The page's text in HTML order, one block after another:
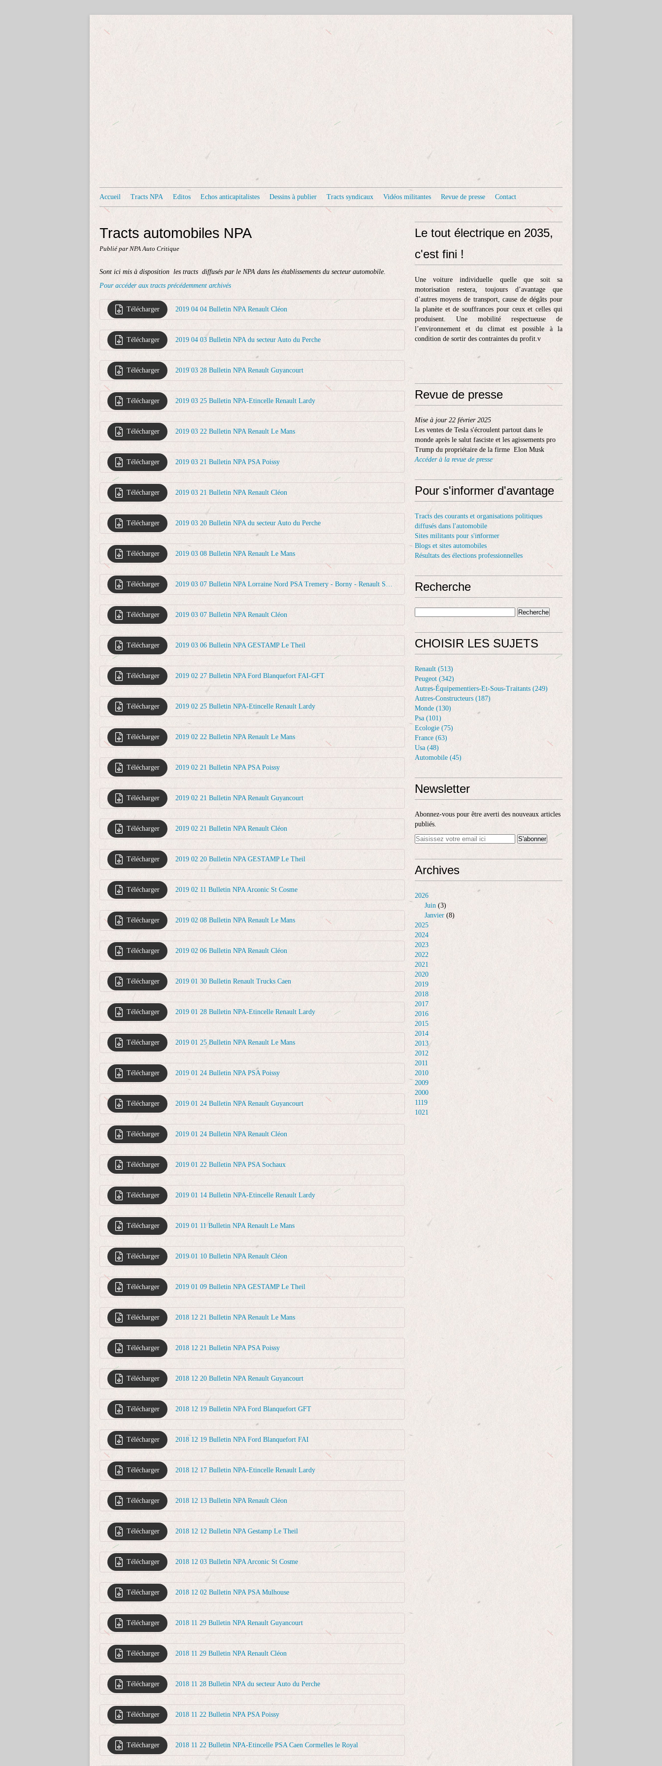
Accueil Tracts NPA Editos Echos anticapitalistes Dessins à publier Tracts syndicaux Vidéos militantes Revue de presse Contact
Tracts automobiles NPA
Publié par NPA Auto Critique
Sont ici mis à disposition les tracts diffusés par le NPA dans les établissements du secteur automobile.
Pour accéder aux tracts précédemment archivés
Télécharger 2019 04 04 Bulletin NPA Renault Cléon
Télécharger 2019 04 03 Bulletin NPA du secteur Auto du Perche
Télécharger 2019 03 28 Bulletin NPA Renault Guyancourt
Télécharger 2019 03 25 Bulletin NPA-Etincelle Renault Lardy
Télécharger 2019 03 22 Bulletin NPA Renault Le Mans
Télécharger 2019 03 21 Bulletin NPA PSA Poissy
Télécharger 2019 03 21 Bulletin NPA Renault Cléon
Télécharger 2019 03 20 Bulletin NPA du secteur Auto du Perche
Télécharger 2019 03 08 Bulletin NPA Renault Le Mans
Télécharger 2019 03 07 Bulletin NPA Lorraine Nord PSA Tremery - Borny - Renault SOVAB
Télécharger 2019 03 07 Bulletin NPA Renault Cléon
Télécharger 2019 03 06 Bulletin NPA GESTAMP Le Theil
Télécharger 2019 02 27 Bulletin NPA Ford Blanquefort FAI-GFT
Télécharger 2019 02 25 Bulletin NPA-Etincelle Renault Lardy
Télécharger 2019 02 22 Bulletin NPA Renault Le Mans
Télécharger 2019 02 21 Bulletin NPA PSA Poissy
Télécharger 2019 02 21 Bulletin NPA Renault Guyancourt
Télécharger 2019 02 21 Bulletin NPA Renault Cléon
Télécharger 2019 02 20 Bulletin NPA GESTAMP Le Theil
Télécharger 2019 02 11 Bulletin NPA Arconic St Cosme
Télécharger 2019 02 08 Bulletin NPA Renault Le Mans
Télécharger 2019 02 06 Bulletin NPA Renault Cléon
Télécharger 2019 01 30 Bulletin Renault Trucks Caen
Télécharger 2019 01 28 Bulletin NPA-Etincelle Renault Lardy
Télécharger 2019 01 25 Bulletin NPA Renault Le Mans
Télécharger 2019 01 24 Bulletin NPA PSA Poissy
Télécharger 2019 01 24 Bulletin NPA Renault Guyancourt
Télécharger 2019 01 24 Bulletin NPA Renault Cléon
Télécharger 2019 01 22 Bulletin NPA PSA Sochaux
Télécharger 2019 01 14 Bulletin NPA-Etincelle Renault Lardy
Télécharger 2019 01 11 Bulletin NPA Renault Le Mans
Télécharger 2019 01 10 Bulletin NPA Renault Cléon
Télécharger 2019 01 09 Bulletin NPA GESTAMP Le Theil
Télécharger 2018 12 21 Bulletin NPA Renault Le Mans
Télécharger 2018 12 21 Bulletin NPA PSA Poissy
Télécharger 2018 12 20 Bulletin NPA Renault Guyancourt
Télécharger 2018 12 19 Bulletin NPA Ford Blanquefort GFT
Télécharger 2018 12 19 Bulletin NPA Ford Blanquefort FAI
Télécharger 2018 12 17 Bulletin NPA-Etincelle Renault Lardy
Télécharger 2018 12 13 Bulletin NPA Renault Cléon
Télécharger 2018 12 12 Bulletin NPA Gestamp Le Theil
Télécharger 2018 12 03 Bulletin NPA Arconic St Cosme
Télécharger 2018 12 02 Bulletin NPA PSA Mulhouse
Télécharger 2018 11 29 Bulletin NPA Renault Guyancourt
Télécharger 2018 11 29 Bulletin NPA Renault Cléon
Télécharger 2018 11 28 Bulletin NPA du secteur Auto du Perche
Télécharger 2018 11 22 Bulletin NPA PSA Poissy
Télécharger 2018 11 22 Bulletin NPA-Etincelle PSA Caen Cormelles le Royal
Le tout électrique en 2035,
c'est fini !
Une voiture individuelle quelle que soit sa
motorisation restera, toujours d’avantage que
d’autres moyens de transport, cause de dégâts pour
la planète et de souffrances pour ceux et celles qui
produisent. Une mobilité respectueuse de
l’environnement et du climat est possible à la
condition de sortir des contraintes du profit.v
Revue de presse
Mise à jour 22 février 2025
Les ventes de Tesla s'écroulent partout dans le
monde après le salut fasciste et les agissements pro
Trump du propriétaire de la firme Elon Musk
Accéder à la revue de presse
Pour s'informer d'avantage
Tracts des courants et organisations politiques
diffusés dans l'automobile
Sites militants pour s'informer
Blogs et sites automobiles
Résultats des élections professionnelles
Recherche
CHOISIR LES SUJETS
Renault (513)
Peugeot (342)
Autres-Équipementiers-Et-Sous-Traitants (249)
Autres-Constructeurs (187)
Monde (130)
Psa (101)
Ecologie (75)
France (63)
Usa (48)
Automobile (45)
Newsletter
Abonnez-vous pour être averti des nouveaux articles
publiés.
Archives
2026
Juin (3)
Janvier (8)
2025
2024
2023
2022
2021
2020
2019
2018
2017
2016
2015
2014
2013
2012
2011
2010
2009
2000
1119
1021